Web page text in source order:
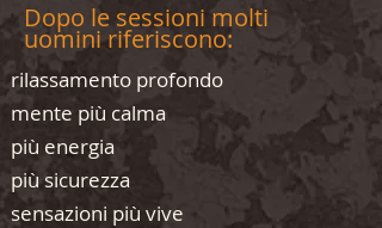
Dopo le sessioni molti
uomini riferiscono:
rilassamento profondo
mente più calma
più energia
più sicurezza
sensazioni più vive